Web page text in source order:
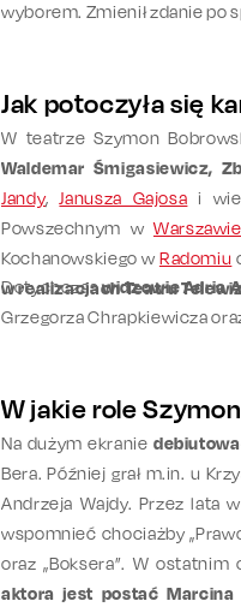
wyborem. Zmienił zdanie po
Jak potoczyła się
W teatrze Szymon
Waldemar Śmigasiewicz,
Jandy, Janusza Gajosa i
Powszechnym wWarszawie
Kochanowskiego w Radomiu
w realizacjach Teatru
Dotychczaswidzowie Adria
Grzegorza Chrapkiewicza
W jakie role
Na dużym ekranie
Bera. Później grał m.in. u
Andrzeja Wajdy. Przez lata
wspomnieć chociażby „Prawo
oraz „Boksera”. W ostatnim
aktora jest postać Marcina